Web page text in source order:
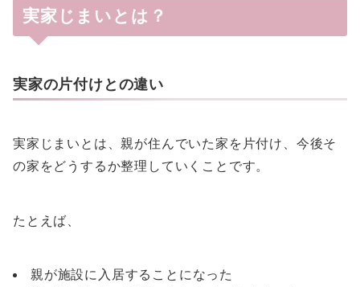
実家じまいとは？
実家の片付けとの違い
実家じまいとは、親が住んでいた家を片付け、今後そ
の家をどうするか整理していくことです。
たとえば、
親が施設に入居することになった